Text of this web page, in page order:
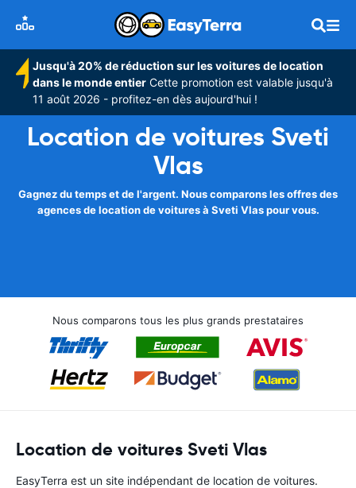
Jusqu'à 20% de réduction sur les voitures de location
dans le monde entier Cette promotion est valable jusqu'à
11 août 2026 - profitez-en dès aujourd'hui !
Location de voitures Sveti
Vlas
Gagnez du temps et de l'argent. Nous comparons les offres des
agences de location de voitures à Sveti Vlas pour vous.
Nous comparons tous les plus grands prestataires
Location de voitures Sveti Vlas
EasyTerra est un site indépendant de location de voitures.